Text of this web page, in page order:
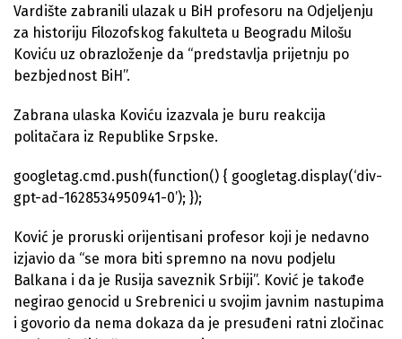
Vardište zabranili ulazak u BiH profesoru na Odjeljenju
za historiju Filozofskog fakulteta u Beogradu Milošu
Koviću uz obrazloženje da “predstavlja prijetnju po
bezbjednost BiH”.
Zabrana ulaska Koviću izazvala je buru reakcija
politačara iz Republike Srpske.
googletag.cmd.push(function() { googletag.display(‘div-
gpt-ad-1628534950941-0’); });
Ković je proruski orijentisani profesor koji je nedavno
izjavio da “se mora biti spremno na novu podjelu
Balkana i da je Rusija saveznik Srbiji”. Ković je takođe
negirao genocid u Srebrenici u svojim javnim nastupima
i govorio da nema dokaza da je presuđeni ratni zločinac